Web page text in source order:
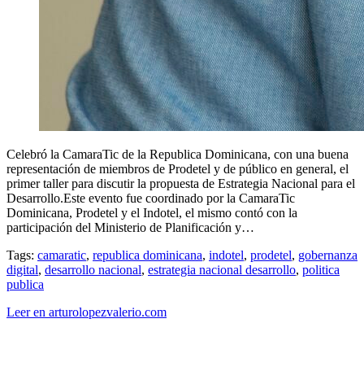
Celebró la CamaraTic de la Republica Dominicana, con una buena
representación de miembros de Prodetel y de público en general, el
primer taller para discutir la propuesta de Estrategia Nacional para el
Desarrollo.Este evento fue coordinado por la CamaraTic
Dominicana, Prodetel y el Indotel, el mismo contó con la
participación del Ministerio de Planificación y…
Tags: camaratic, republica dominicana, indotel, prodetel, gobernanza
digital, desarrollo nacional, estrategia nacional desarrollo, politica
publica
Leer en arturolopezvalerio.com